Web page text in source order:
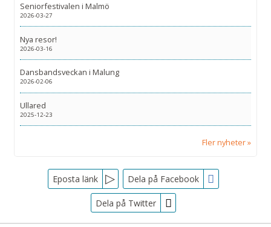
Seniorfestivalen i Malmö
2026-03-27
Nya resor!
2026-03-16
Dansbandsveckan i Malung
2026-02-06
Ullared
2025-12-23
Fler nyheter
FacebookEposta länk Dela på Facebook
Dela på Twitter